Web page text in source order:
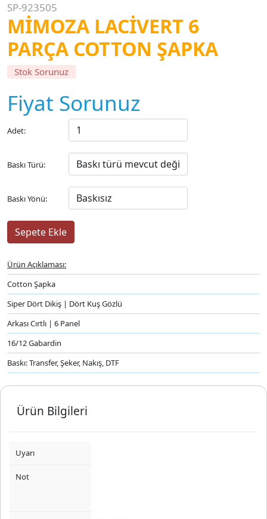
SP-923505
MİMOZA LACİVERT 6
PARÇA COTTON ŞAPKA
Stok Sorunuz
Fiyat Sorunuz
Adet:
Baskı Türü:
Baskı Yönü:
Ürün Açıklaması:
Cotton Şapka
Siper Dört Dikiş | Dört Kuş Gözlü
Arkası Cırtlı | 6 Panel
16/12 Gabardin
Baskı: Transfer, Şeker, Nakış, DTF
Ürün Bilgileri
Uyarı
Not